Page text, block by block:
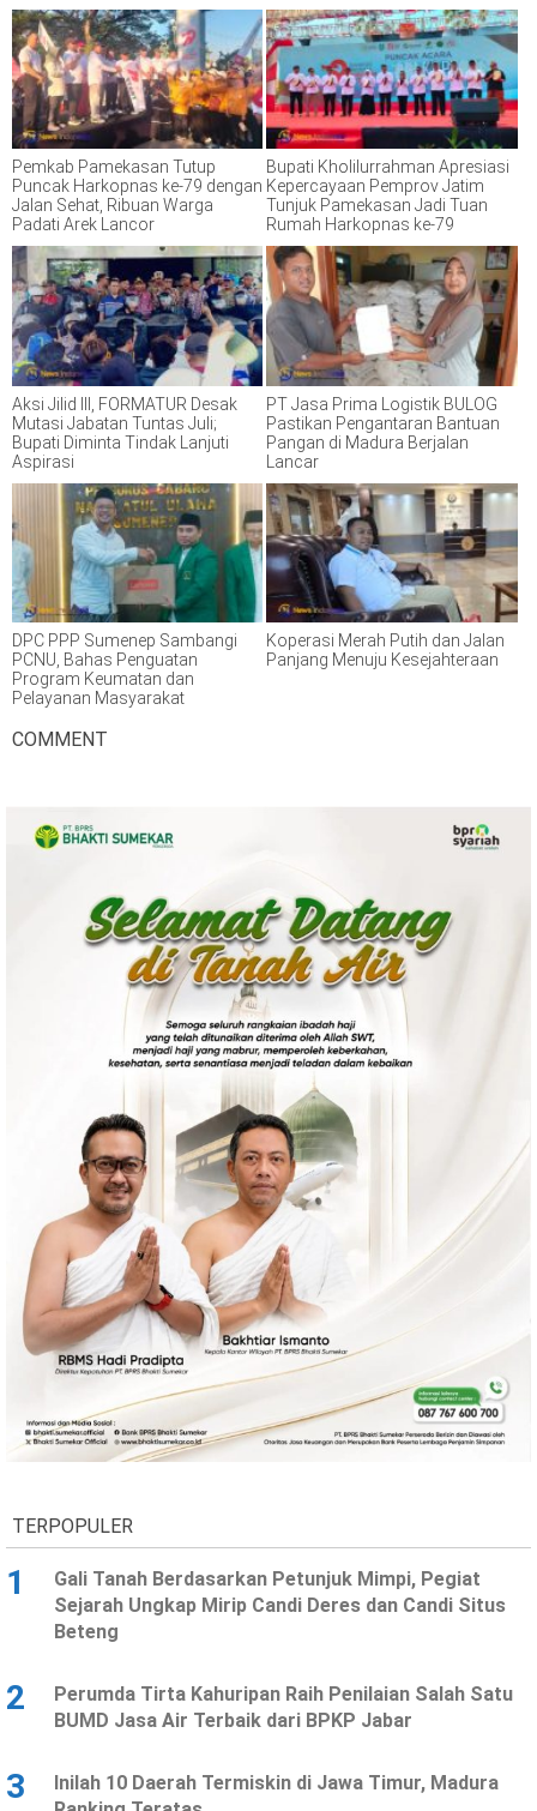
Pemkab Pamekasan Tutup
Puncak Harkopnas ke-79 dengan
Jalan Sehat, Ribuan Warga
Padati Arek Lancor
Bupati Kholilurrahman Apresiasi
Kepercayaan Pemprov Jatim
Tunjuk Pamekasan Jadi Tuan
Rumah Harkopnas ke-79
Aksi Jilid III, FORMATUR Desak
Mutasi Jabatan Tuntas Juli;
Bupati Diminta Tindak Lanjuti
Aspirasi
PT Jasa Prima Logistik BULOG
Pastikan Pengantaran Bantuan
Pangan di Madura Berjalan
Lancar
DPC PPP Sumenep Sambangi
PCNU, Bahas Penguatan
Program Keumatan dan
Pelayanan Masyarakat
Koperasi Merah Putih dan Jalan
Panjang Menuju Kesejahteraan
COMMENT
TERPOPULER
1
Gali Tanah Berdasarkan Petunjuk Mimpi, Pegiat
Sejarah Ungkap Mirip Candi Deres dan Candi Situs
Beteng
2
Perumda Tirta Kahuripan Raih Penilaian Salah Satu
BUMD Jasa Air Terbaik dari BPKP Jabar
3
Inilah 10 Daerah Termiskin di Jawa Timur, Madura